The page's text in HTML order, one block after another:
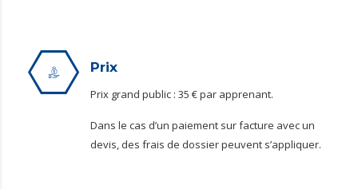
Prix
Prix grand public : 35 € par apprenant.
Dans le cas d’un paiement sur facture avec un
devis, des frais de dossier peuvent s’appliquer.